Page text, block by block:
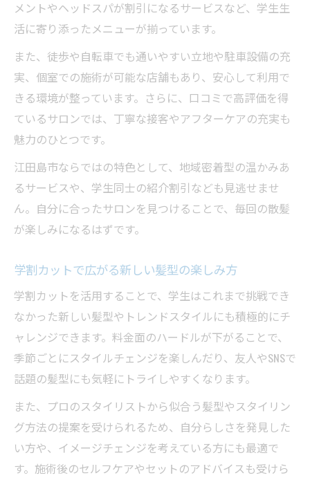
メントやヘッドスパが割引になるサービスなど、学生生
活に寄り添ったメニューが揃っています。
また、徒歩や自転車でも通いやすい立地や駐車設備の充
実、個室での施術が可能な店舗もあり、安心して利用で
きる環境が整っています。さらに、口コミで高評価を得
ているサロンでは、丁寧な接客やアフターケアの充実も
魅力のひとつです。
江田島市ならではの特色として、地域密着型の温かみあ
るサービスや、学生同士の紹介割引なども見逃せませ
ん。自分に合ったサロンを見つけることで、毎回の散髪
が楽しみになるはずです。
学割カットで広がる新しい髪型の楽しみ方
学割カットを活用することで、学生はこれまで挑戦でき
なかった新しい髪型やトレンドスタイルにも積極的にチ
ャレンジできます。料金面のハードルが下がることで、
季節ごとにスタイルチェンジを楽しんだり、友人やSNSで
話題の髪型にも気軽にトライしやすくなります。
また、プロのスタイリストから似合う髪型やスタイリン
グ方法の提案を受けられるため、自分らしさを発見した
い方や、イメージチェンジを考えている方にも最適で
す。施術後のセルフケアやセットのアドバイスも受けら